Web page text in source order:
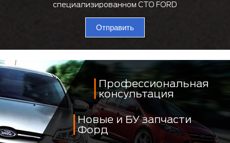
специализированном СТО FORD
Отправить
Профессиональная
консультация
Новые и БУ запчасти
Форд